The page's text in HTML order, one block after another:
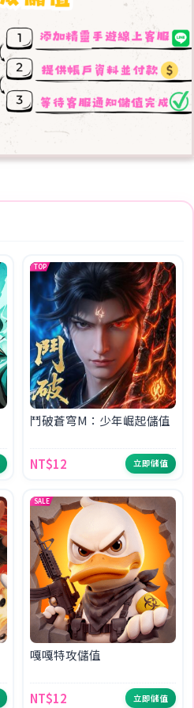
TOP
鬥破蒼穹M：少年崛起儲值
NT$12 立即儲值
SALE
嘎嘎特攻儲值
NT$12 立即儲值